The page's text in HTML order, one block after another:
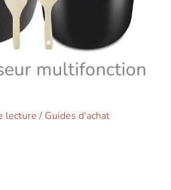
multifonction
lecture / Guides d'achat